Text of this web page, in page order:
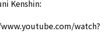
Kenshin:
watch?